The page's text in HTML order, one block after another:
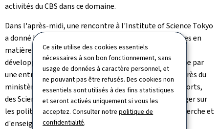
Ce site utilise des cookies essentiels
nécessaires à son bon fonctionnement, sans
usage de données à caractère personnel, et
ne pouvant pas être refusés. Des cookies non
essentiels sont utilisés à des fins statistiques
et seront activés uniquement si vous les
acceptez. Consulter notrepolitique de
confidentialité.
activités du CBS dans ce domaine.
Dans l'après-midi, une rencontre à l'Institute of Science Tokyo
a donné lieu à des discussions sur les priorités partagées en
matière d'enseignement supérieur, de recherche et de
développement technologique. La journée s'est conclue par
une entrevue avec Atsushi Nonaka, ministre d'État auprès du
ministère japonais de l'Éducation, de la Culture, des Sports,
des Sciences et des Technologies (MEXT), afin d'échanger sur
les politiques publiques respectives en matière de recherche et
d'enseignement supérieur.